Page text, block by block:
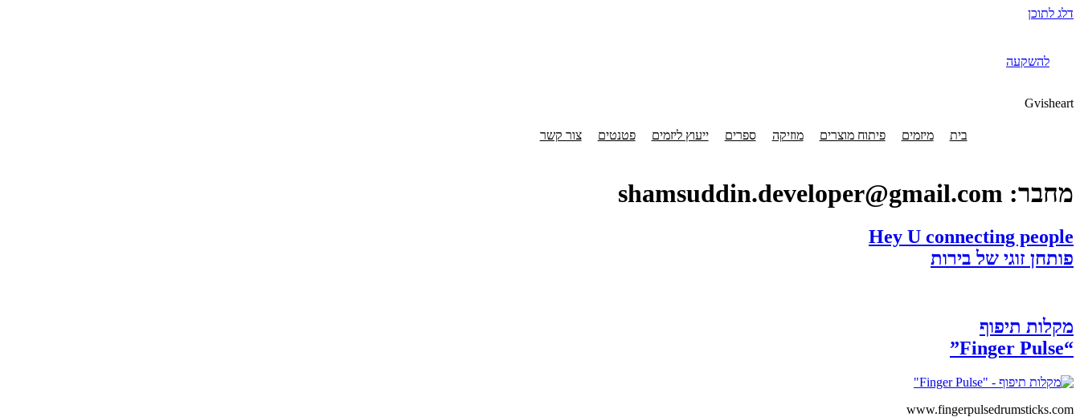
דלג לתוכן
להשקעה
Gvisheart
בית מיזמים פיתוח מוצרים מוזיקה ספרים ייעוץ ליזמים פטנטים צור קשר
מחבר: shamsuddin.developer@gmail.com
Hey U connecting people
פותחן זוגי של בירות
מקלות תיפוף
“Finger Pulse”
www.fingerpulsedrumsticks.com